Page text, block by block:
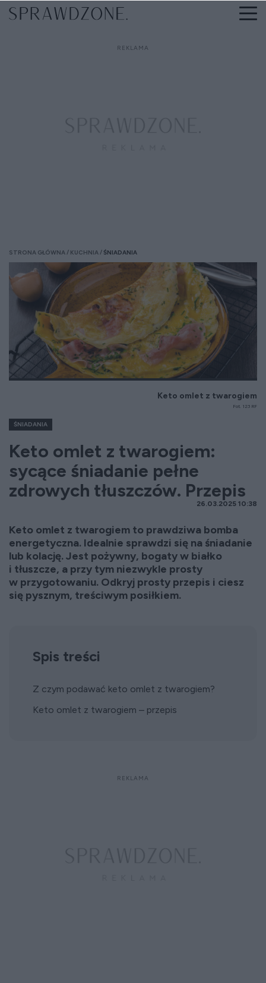
STRONA GŁÓWNA KUCHNIA ŚNIADANIA
Keto omlet z twarogiem
Fot. 123 RF
ŚNIADANIA
Keto omlet z twarogiem:
sycące śniadanie pełne
zdrowych tłuszczów. Przepis
26.03.2025 10:38
Keto omlet z twarogiem to prawdziwa bomba
energetyczna. Idealnie sprawdzi się na śniadanie
lub kolację. Jest pożywny, bogaty w białko
i tłuszcze, a przy tym niezwykle prosty
w przygotowaniu. Odkryj prosty przepis i ciesz
się pysznym, treściwym posiłkiem.
Spis treści
Z czym podawać keto omlet z twarogiem?
Keto omlet z twarogiem – przepis